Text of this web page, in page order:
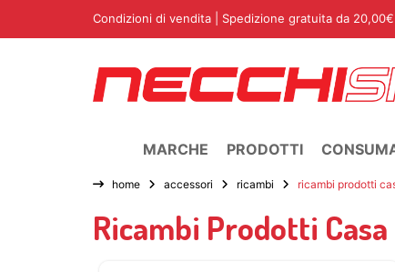
Condizioni di vendita | Spedizione gratuita da 20,00€
MARCHE PRODOTTI
home accessori ricambi ricambi prodotti
Ricambi Prodotti Casa